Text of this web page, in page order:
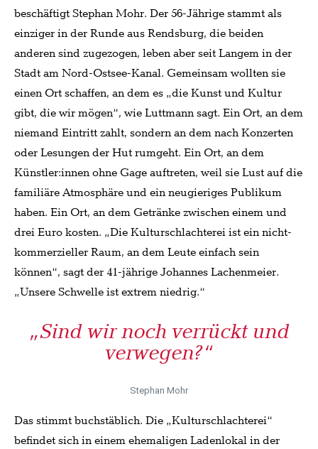
beschäftigt Stephan Mohr. Der 56-Jährige stammt als
einziger in der Runde aus Rendsburg, die beiden
anderen sind zugezogen, leben aber seit Langem in der
Stadt am Nord-Ostsee-Kanal. Gemeinsam wollten sie
einen Ort schaffen, an dem es „die Kunst und Kultur
gibt, die wir mögen“, wie Luttmann sagt. Ein Ort, an dem
niemand Eintritt zahlt, sondern an dem nach Konzerten
oder Lesungen der Hut rumgeht. Ein Ort, an dem
Künstler:innen ohne Gage auftreten, weil sie Lust auf die
familiäre Atmosphäre und ein neugieriges Publikum
haben. Ein Ort, an dem Getränke zwischen einem und
drei Euro kosten. „Die Kulturschlachterei ist ein nicht-
kommerzieller Raum, an dem Leute einfach sein
können“, sagt der 41-jährige Johannes Lachenmeier.
„Unsere Schwelle ist extrem niedrig.“
„Sind wir noch verrückt und
verwegen?“
Stephan Mohr
Das stimmt buchstäblich. Die „Kulturschlachterei“
befindet sich in einem ehemaligen Ladenlokal in der